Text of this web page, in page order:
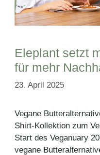
Eleplant setzt
für mehr
23. April 2025
Vegane
Shirt-Kollektion zum
Start des Veganuary
vegane